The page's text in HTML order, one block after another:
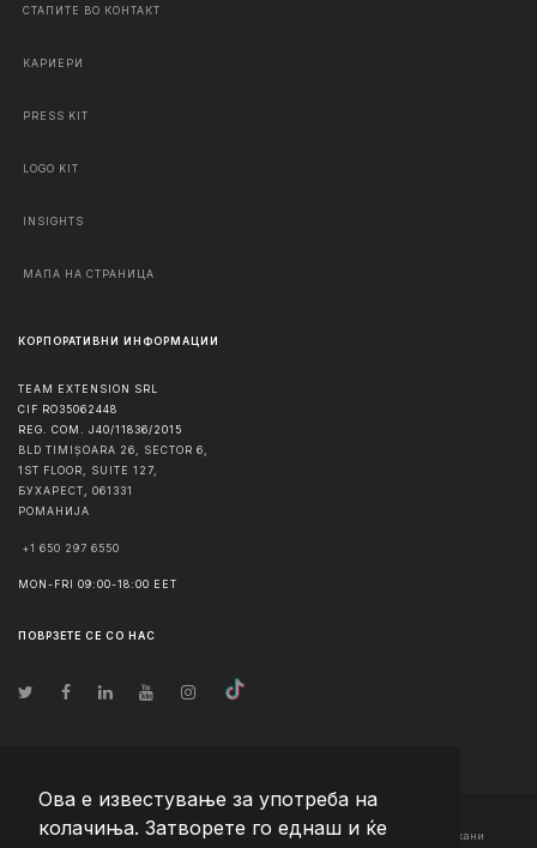
Ова е известување за употреба на
колачиња. Затворете го еднаш и ќе
СТАПИТЕ ВО КОНТАКТ
КАРИЕРИ
PRESS KIT
LOGO KIT
INSIGHTS
МАПА НА СТРАНИЦА
КОРПОРАТИВНИ ИНФОРМАЦИИ
TEAM EXTENSION SRL
CIF RO35062448
REG. COM. J40/11836/2015
BLD TIMIȘOARA 26, SECTOR 6,
1ST FLOOR, SUITE 127,
БУХАРЕСТ
061331
РОМАНИЈА
+1 650 297 6550
MON-FRI 09:00-18:00 EET
ПОВРЗЕТЕ СЕ СО НАС
© Авторско право2026 Team Extension Macedonia - Сите права задржани